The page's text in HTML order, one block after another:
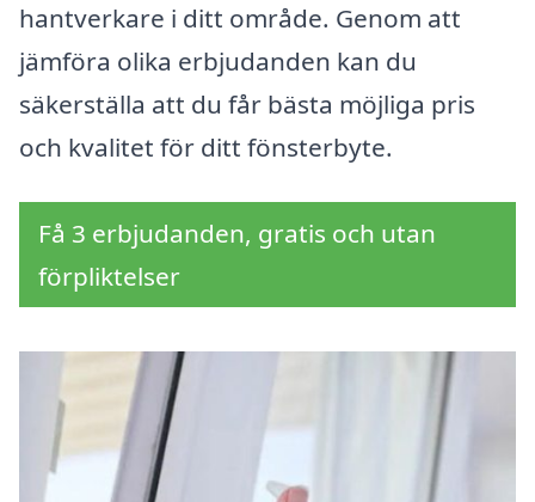
hantverkare i ditt område. Genom att
jämföra olika erbjudanden kan du
säkerställa att du får bästa möjliga pris
och kvalitet för ditt fönsterbyte.
Få 3 erbjudanden, gratis och utan
förpliktelser